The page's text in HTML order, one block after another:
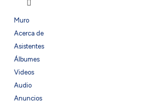
Muro
Acerca de
Asistentes
Álbumes
Videos
Audio
Anuncios